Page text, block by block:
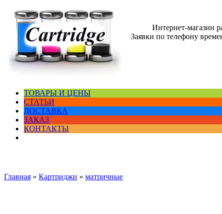
Интернет-магазин
Заявки по телефону
ТОВАРЫ И ЦЕНЫ
СТАТЬИ
ДОСТАВКА
ЗАКАЗ
КОНТАКТЫ
Главная » Картриджи » матричные